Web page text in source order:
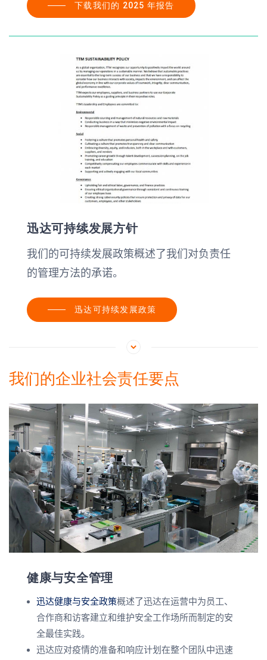
下载我们的 2025 年报告
迅达可持续发展方针
我们的可持续发展政策概述了我们对负责任
的管理方法的承诺。
迅达可持续发展政策
我们的企业社会责任要点
健康与安全管理
迅达健康与安全政策概述了迅达在运营中为员工、
合作商和访客建立和维护安全工作场所而制定的安
全最佳实践。
迅达应对疫情的准备和响应计划在整个团队中迅速